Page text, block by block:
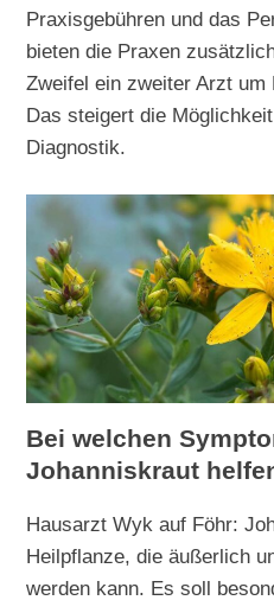
Praxisgebühren und das
bieten die Praxen
Zweifel ein zweiter Arzt um
Das steigert die
Diagnostik.
Bei welchen
Johanniskraut
Hausarzt Wyk auf Föhr:
Heilpflanze, die äußerlich
werden kann. Es soll